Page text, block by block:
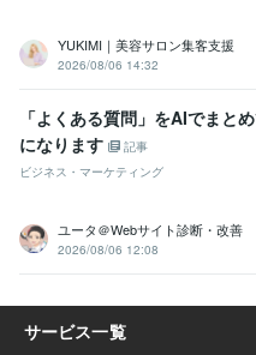
Facebook 出品設計
テンプレ
ChatGPT プロンプト
学歴
広島工業大学 1996年3月 ~
YUKIMI｜美容サロン集客支援
2026/08/06 14:32
「よくある質問」をAIでまと
になります
記事
ビジネス・マーケティング
ユータ＠Webサイト診断・改善
2026/08/06 12:08